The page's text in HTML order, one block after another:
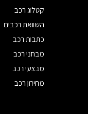
קטלוג רכב
השוואת רכבים
כתבות רכב
מבחני רכב
מבצעי רכב
מחירון רכב